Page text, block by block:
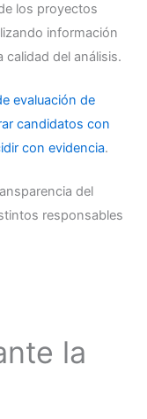
los proyectos
información
del análisis.
evaluación de
candidatos con
con evidencia.
del
responsables
la